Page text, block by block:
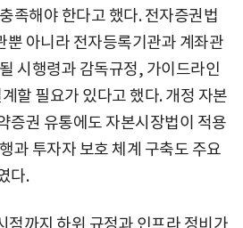
족해야 한다고 했다. 전자증권법
뿐 아니라 전자등록기관과 계좌관
시행령과 감독규정, 가이드라인
할 필요가 있다고 했다. 개정 자본
증권 유통에도 자본시장법이 적용
과 투자자 보호 체계 구축도 주요
다.
점까지 하위 규정과 인프라 정비가